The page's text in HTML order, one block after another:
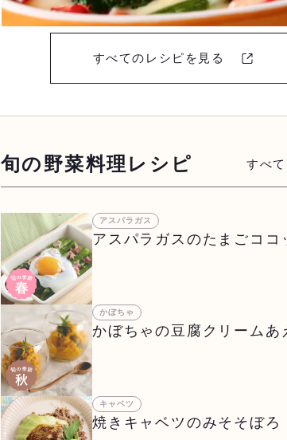
すべてのレシピを見る
旬の野菜料理レシピ すべ
アスパラガス
アスパラガスのたまごココ
かぼちゃ
かぼちゃの豆腐クリームあ
キャベツ
焼きキャベツのみそそぼろ